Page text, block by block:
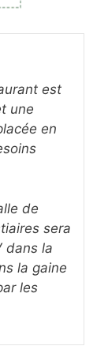
est
une
en
de
sera
dans la
la gaine
les